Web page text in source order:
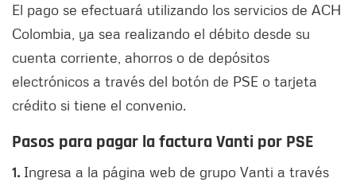
El pago se efectuará utilizando los servicios de ACH
Colombia, ya sea realizando el débito desde su
cuenta corriente, ahorros o de depósitos
electrónicos a través del botón de PSE o tarjeta
crédito si tiene el convenio.
Pasos para pagar la factura Vanti por PSE
1. Ingresa a la página web de grupo Vanti a través